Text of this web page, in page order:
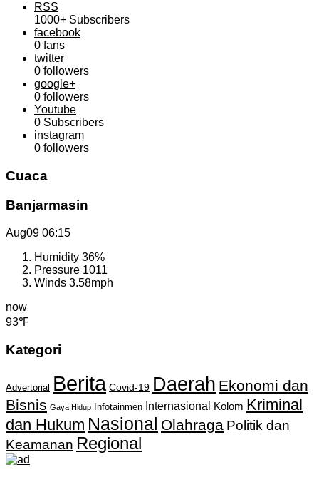
RSS
1000+ Subscribers
facebook
0 fans
twitter
0 followers
google+
0 followers
Youtube
0 Subscribers
instagram
0 followers
Cuaca
Banjarmasin
Aug09 06:15
Humidity 36%
Pressure 1011
Winds 3.58mph
now
93℉
Kategori
Advertorial Berita Covid-19 Daerah Ekonomi dan
Bisnis Gaya Hidup Infotainmen Internasional Kolom Kriminal
dan Hukum Nasional Olahraga Politik dan
Keamanan Regional